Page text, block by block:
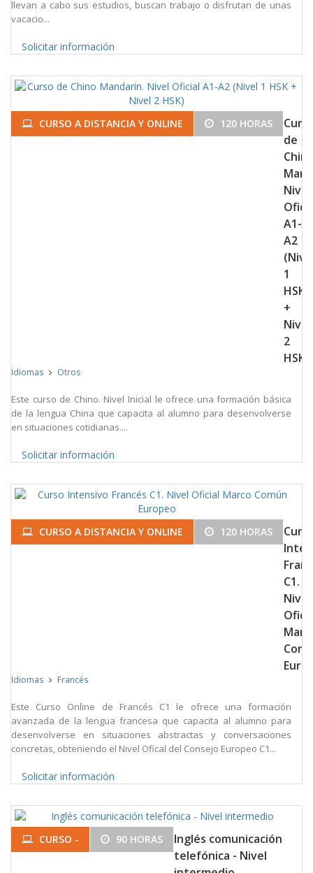
llevan a cabo sus estudios, buscan trabajo o disfrutan de unas
vacacio...
Solicitar información
CURSO A DISTANCIA Y ONLINE 120 HORAS
de
Nivel
A1-
A2
1
HSK
+
Nivel
2
HSK)
Idiomas Otros
Este curso de Chino. Nivel Inicial le ofrece una formación básica
de la lengua China que capacita al alumno para desenvolverse
en situaciones cotidianas....
Solicitar información
CURSO A DISTANCIA Y ONLINE 120 HORAS
C1.
Nivel
Idiomas Francés
Este Curso Online de Francés C1 le ofrece una formación
avanzada de la lengua francesa que capacita al alumno para
desenvolverse en situaciones abstractas y conversaciones
concretas, obteniendo el Nivel Ofical del Consejo Europeo C1...
Solicitar información
CURSO - 90 HORAS
Inglés comunicación
telefónica - Nivel